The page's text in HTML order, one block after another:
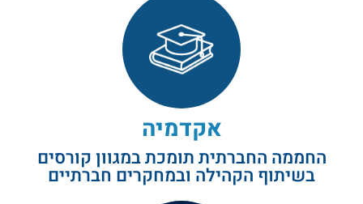
אקדמיה
החממה החברתית תומכת במגוון קורסים
בשיתוף הקהילה ובמחקרים חברתיים